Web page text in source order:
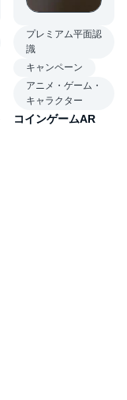
プレミアム平面認
識
キャンペーン
アニメ・ゲーム・
キャラクター
コインゲームAR